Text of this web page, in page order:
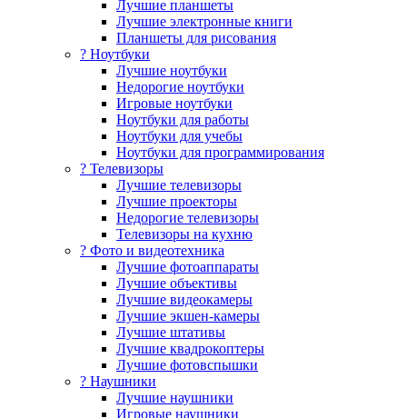
Лучшие планшеты
Лучшие электронные книги
Планшеты для рисования
? Ноутбуки
Лучшие ноутбуки
Недорогие ноутбуки
Игровые ноутбуки
Ноутбуки для работы
Ноутбуки для учебы
Ноутбуки для программирования
? Телевизоры
Лучшие телевизоры
Лучшие проекторы
Недорогие телевизоры
Телевизоры на кухню
? Фото и видеотехника
Лучшие фотоаппараты
Лучшие объективы
Лучшие видеокамеры
Лучшие экшен-камеры
Лучшие штативы
Лучшие квадрокоптеры
Лучшие фотовспышки
? Наушники
Лучшие наушники
Игровые наушники